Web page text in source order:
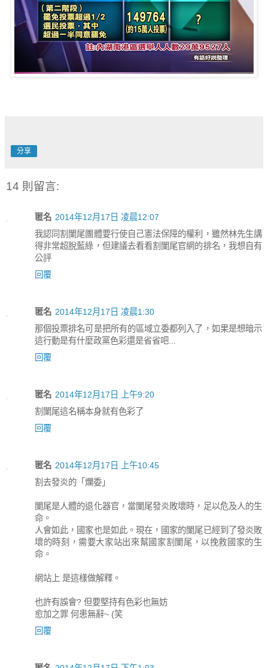
分享
14 則留言:
匿名 2014年12月17日 凌晨12:07
我認同割闌尾團體要行使自己憲法保障的權利，雖然林先生講
得非常超脫藍綠，但建議去看看割闌尾官網的排名，我想自有
公評
回覆
匿名 2014年12月17日 凌晨1:30
那個投票排名可是把所有的區域立委都列入了，如果是想暗示
這行動是有什麼政黨色彩還是省省吧...
回覆
匿名 2014年12月17日 上午9:20
割闌尾這名稱本身就有色彩了
回覆
匿名 2014年12月17日 上午10:45
割去發炎的「爛委」
闌尾是人體的退化器官，當闌尾發炎敗壞時，足以危及人的生
命。
人會如此，國家也是如此。現在，國家的闌尾已經到了發炎敗
壞的時刻，需要大家站出來幫國家割闌尾，以挽救國家的生
命。
網站上 是這樣做解釋。
也許有誤會? 但要堅持有色彩也無妨
愈加之罪 何患無辭~ (笑
回覆